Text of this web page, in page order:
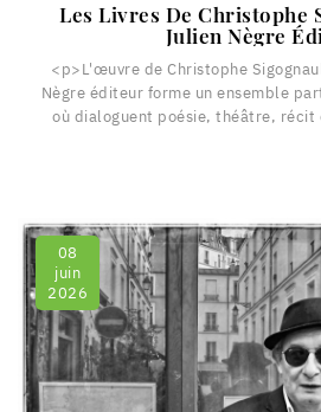
Les Livres De Christophe
Julien Nègre
<p>L'œuvre de Christophe
Nègre éditeur forme un ensemble
où dialoguent poésie, théâtre, récit
l'autre, on retrouve les mêmes
08
juin
2026